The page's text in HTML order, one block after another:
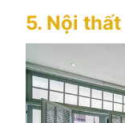
5. Nội thất